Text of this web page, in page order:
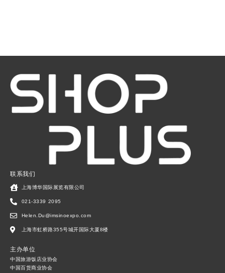
联系我们
上海博华国际展览有限公司
021-3339 2095
Helen.Du@imsinoexpo.com
上海市虹桥路355号城开国际大厦8楼
主办单位
中国旅游饭店业协会
中国百货商业协会